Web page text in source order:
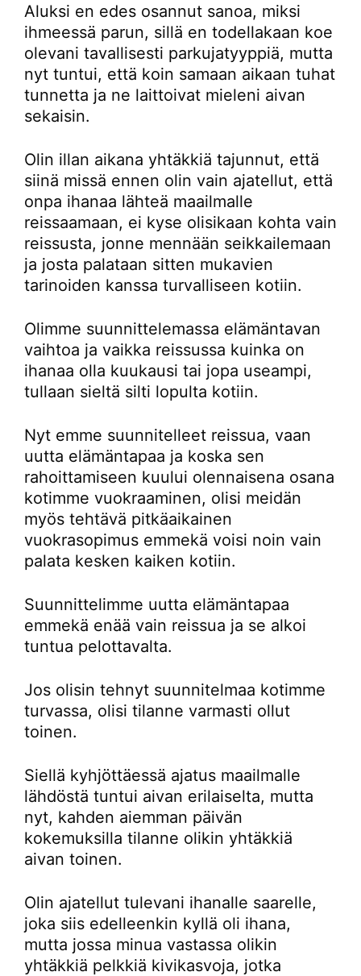
Aluksi en edes osannut sanoa, miksi
ihmeessä parun, sillä en todellakaan koe
olevani tavallisesti parkujatyyppiä, mutta
nyt tuntui, että koin samaan aikaan tuhat
tunnetta ja ne laittoivat mieleni aivan
sekaisin.
Olin illan aikana yhtäkkiä tajunnut, että
siinä missä ennen olin vain ajatellut, että
onpa ihanaa lähteä maailmalle
reissaamaan, ei kyse olisikaan kohta vain
reissusta, jonne mennään seikkailemaan
ja josta palataan sitten mukavien
tarinoiden kanssa turvalliseen kotiin.
Olimme suunnittelemassa elämäntavan
vaihtoa ja vaikka reissussa kuinka on
ihanaa olla kuukausi tai jopa useampi,
tullaan sieltä silti lopulta kotiin.
Nyt emme suunnitelleet reissua, vaan
uutta elämäntapaa ja koska sen
rahoittamiseen kuului olennaisena osana
kotimme vuokraaminen, olisi meidän
myös tehtävä pitkäaikainen
vuokrasopimus emmekä voisi noin vain
palata kesken kaiken kotiin.
Suunnittelimme uutta elämäntapaa
emmekä enää vain reissua ja se alkoi
tuntua pelottavalta.
Jos olisin tehnyt suunnitelmaa kotimme
turvassa, olisi tilanne varmasti ollut
toinen.
Siellä kyhjöttäessä ajatus maailmalle
lähdöstä tuntui aivan erilaiselta, mutta
nyt, kahden aiemman päivän
kokemuksilla tilanne olikin yhtäkkiä
aivan toinen.
Olin ajatellut tulevani ihanalle saarelle,
joka siis edelleenkin kyllä oli ihana,
mutta jossa minua vastassa olikin
yhtäkkiä pelkkiä kivikasvoja, jotka